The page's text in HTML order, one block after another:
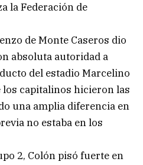
la Federación de
de Monte Caseros dio
absoluta autoridad a
del estadio Marcelino
los capitalinos hicieron las
una amplia diferencia en
no estaba en los
2, Colón pisó fuerte en